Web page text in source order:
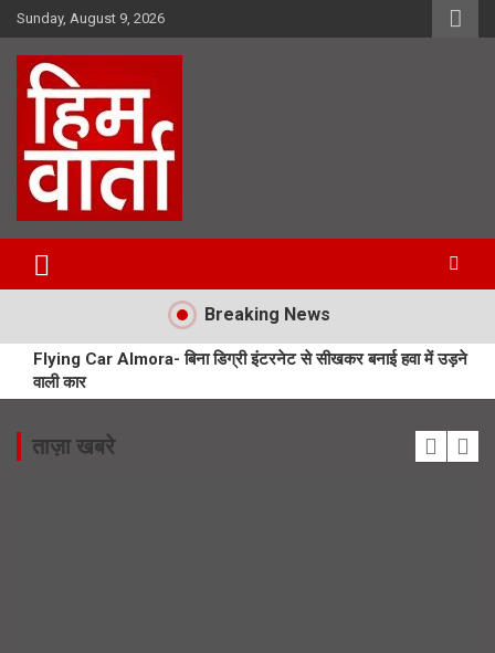
Skip
to
content
Sunday, August 9, 2026
Him Varta
Breaking News
Flying Car Almora- बिना डिग्री इंटरनेट से सीखकर बनाई हवा में उड़ने
वाली कार
ताज़ा खबरे